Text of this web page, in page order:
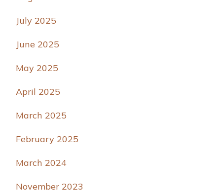
July 2025
June 2025
May 2025
April 2025
March 2025
February 2025
March 2024
November 2023